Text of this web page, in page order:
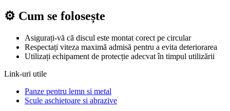
⚙️ Cum se folosește
Asigurați-vă că discul este montat corect pe circular
Respectați viteza maximă admisă pentru a evita deteriorarea
Utilizați echipament de protecție adecvat în timpul utilizării
Link-uri utile
Panze pentru lemn si metal
Scule aschietoare si abrazive